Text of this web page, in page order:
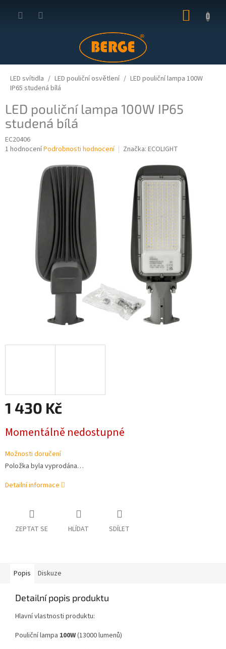
KOŠÍK
LED svítidla LED pouliční osvětlení
LED pouliční lampa 100W
IP65 studená bílá
LED pouliční lampa 100W IP65
studená bílá
EC20406
Průměrné
hvězdiček.
1 hodnoceníPodrobnosti hodnocení Značka: ECOLIGHT
1 430 Kč
cena:
Momentálně nedostupné
Možnosti doručení
Položka byla vyprodána…
Detailní informace
ZEPTAT SE HLÍDAT SDÍLET
Popis Diskuze
Detailní popis produktu
Hlavní vlastnosti produktu:
Pouliční lampa 100W(13000 lumenů)